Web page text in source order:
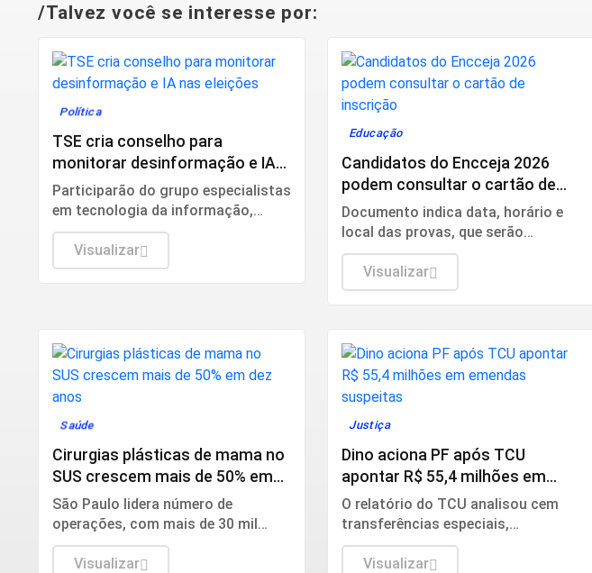
/Talvez você se interesse por:
Política
TSE cria conselho para
monitorar desinformação e IA
nas eleições
Participarão do grupo especialistas
em tecnologia da informação,
segurança pública, relações
internacionais e saúde pública. Os
nomes ainda não foram escolhidos
Visualizar
Educação
Candidatos do Encceja 2026
podem consultar o cartão de
inscrição
Documento indica data, horário e
local das provas, que serão
aplicadas no dia 23 em todo o país.
Visualizar
Saúde
Cirurgias plásticas de mama no
SUS crescem mais de 50% em
dez anos
São Paulo lidera número de
operações, com mais de 30 mil
procedimentos, de acordo com
números da Sociedade Brasileira de
Visualizar
Justiça
Dino aciona PF após TCU
apontar R$ 55,4 milhões em
emendas suspeitas
O relatório do TCU analisou cem
transferências especiais,
destinadas a 74 entes federados,
totalizando o volume de R$
Visualizar